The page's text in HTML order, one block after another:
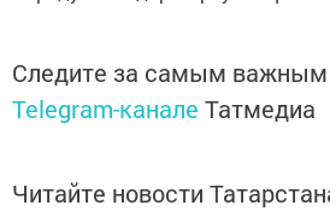
Следите за самым
Telegram-канале Татмедиа
Читайте новости